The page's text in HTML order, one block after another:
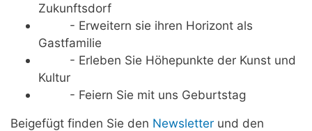
Zukunftsdorf
- Erweitern sie ihren Horizont als
Gastfamilie
- Erleben Sie Höhepunkte der Kunst und
Kultur
- Feiern Sie mit uns Geburtstag
Beigefügt finden Sie den Newsletter und den